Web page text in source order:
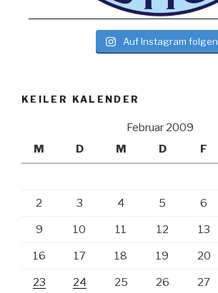
Auf Instagram folgen
KEILER KALENDER
Februar 2009
M
D M D F
2 3 4 5 6
9 10 11 12 13
16 17 18 19 20
23 24 25 26 27